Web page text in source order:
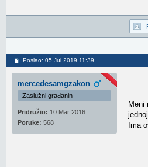
Poslao: 05 Jul 2019 11:39
mercedesamgzakon
Zaslužni građanin
Pridružio: 10 Mar 2016
Poruke: 568
Meni
Ima